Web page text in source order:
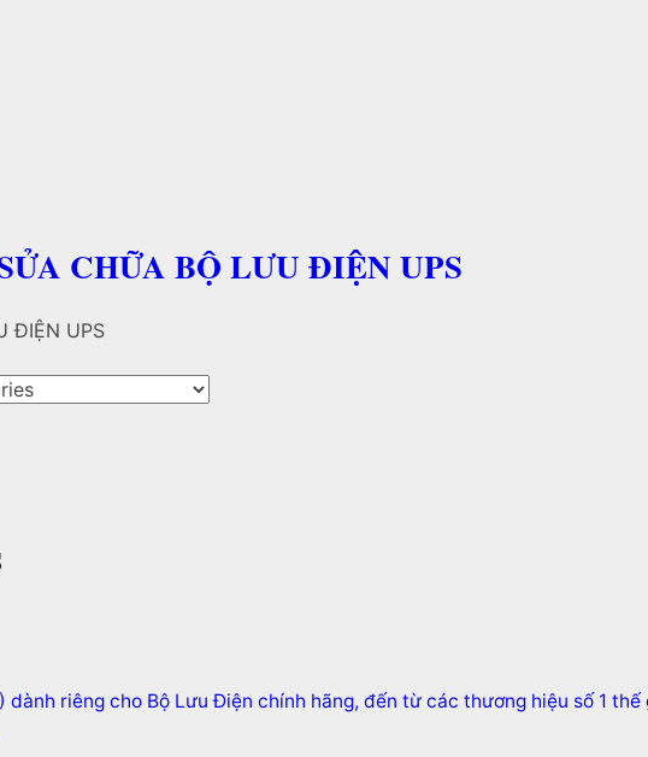
CHỮA BỘ LƯU ĐIỆN UPS
ĐIỆN UPS
dành riêng cho Bộ Lưu Điện chính hãng, đến từ các thương hiệu số 1